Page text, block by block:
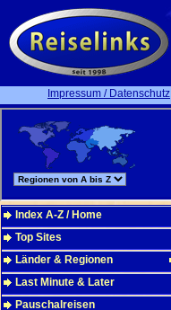
Impressum / Datenschutz
Index A-Z / Home
Top Sites
Länder & Regionen
Last Minute & Later
Pauschalreisen